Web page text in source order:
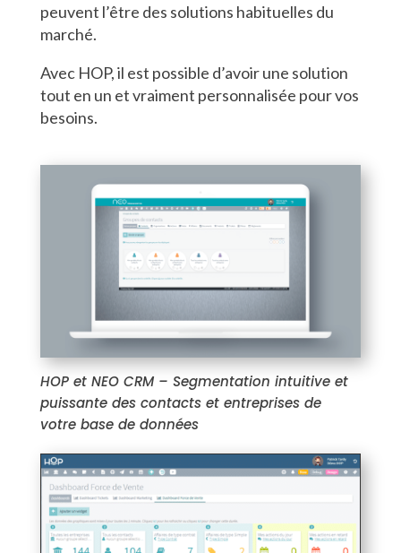
peuvent l’être des solutions habituelles du
marché.
Avec HOP, il est possible d’avoir une solution
tout en un et vraiment personnalisée pour vos
besoins.
HOP et NEO CRM – Segmentation intuitive et
puissante des contacts et entreprises de
votre base de données